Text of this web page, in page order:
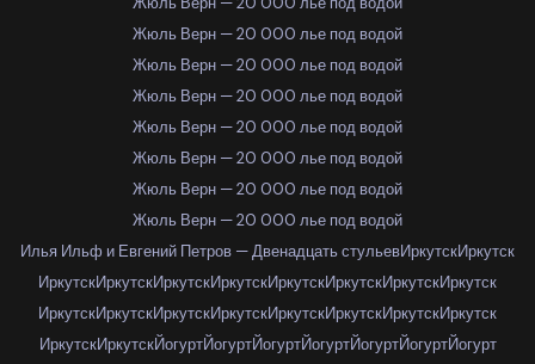
Жюль Верн — 20 000 лье под водой
Жюль Верн — 20 000 лье под водой
Жюль Верн — 20 000 лье под водой
Жюль Верн — 20 000 лье под водой
Жюль Верн — 20 000 лье под водой
Жюль Верн — 20 000 лье под водой
Жюль Верн — 20 000 лье под водой
Илья Ильф и Евгений Петров — Двенадцать стульевИркутскИркутск
ИркутскИркутскИркутскИркутскИркутскИркутскИркутскИркутск
ИркутскИркутскИркутскИркутскИркутскИркутскИркутскИркутск
ИркутскИркутскЙогуртЙогуртЙогуртЙогуртЙогуртЙогуртЙогурт